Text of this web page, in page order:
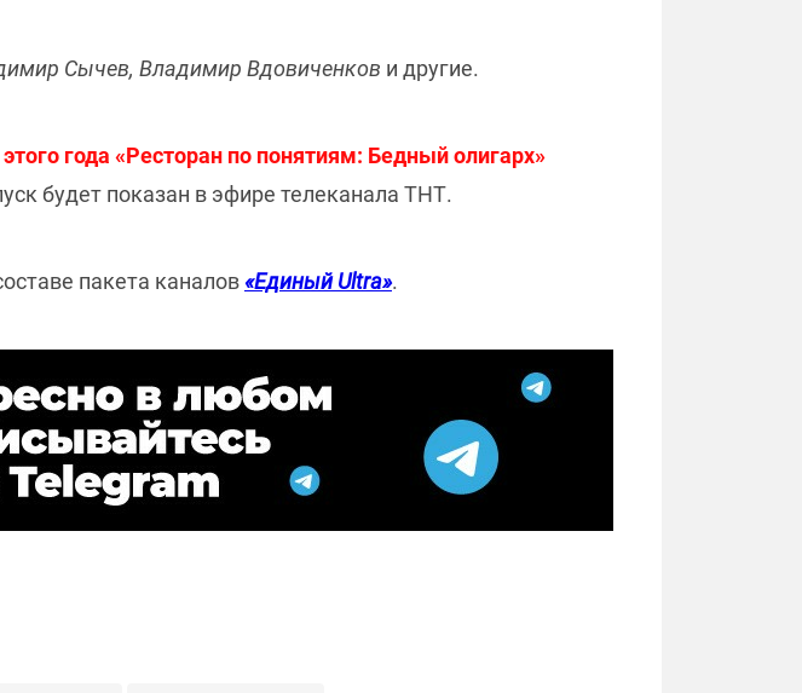
Сычев, Владимир Вдовиченков и другие.
года «Ресторан по понятиям: Бедный олигарх»
будет показан в эфире телеканала ТНТ.
пакета каналов«Единый Ultra».